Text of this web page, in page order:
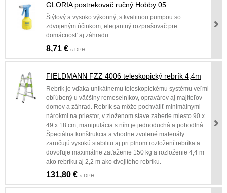
GLORIA postrekovač ručný Hobby 05
Štýlový a vysoko výkonný, s kvalitnou pumpou so
zdvojeným účinkom, elegantný rozprašovač pre
domácnosť aj záhradu.
8,71 € s DPH
FIELDMANN FZZ 4006 teleskopický rebrík 4,4m
Rebrík je vďaka unikátnemu teleskopickému systému veľmi
obľúbený u väčšiny remeselníkov, opravárov aj majiteľov
domov a záhrad. Rebrík sa môže pochváliť minimálnymi
nárokmi na priestor, v zloženom stave zaberie miesto 90 x
49 x 18 cm, manipulácia s ním je jednoduchá a pohodlná.
Špeciálna konštrukcia a vhodne zvolené materiály
zaručujú vysokú stabilitu aj pri plnom rozložení rebríka a
dovoľuje maximálne zaťaženie 150 kg a rozloženie 4,4 m
ako rebríku aj 2,2 m ako dvojitého rebríku.
131,80 € s DPH